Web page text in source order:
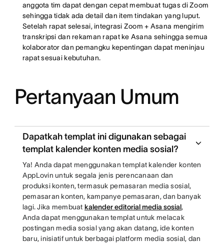
anggota tim dapat dengan cepat membuat tugas di Zoom
sehingga tidak ada detail dan item tindakan yang luput.
Setelah rapat selesai, integrasi Zoom + Asana mengirim
transkripsi dan rekaman rapat ke Asana sehingga semua
kolaborator dan pemangku kepentingan dapat meninjau
rapat sesuai kebutuhan.
Pertanyaan Umum
Dapatkah templat ini digunakan sebagai
templat kalender konten media sosial?
Ya! Anda dapat menggunakan templat kalender konten
AppLovin untuk segala jenis perencanaan dan
produksi konten, termasuk pemasaran media sosial,
pemasaran konten, kampanye pemasaran, dan banyak
lagi. Jika membuat kalender editorial media sosial,
Anda dapat menggunakan templat untuk melacak
postingan media sosial yang akan datang, ide konten
baru, inisiatif untuk berbagai platform media sosial, dan